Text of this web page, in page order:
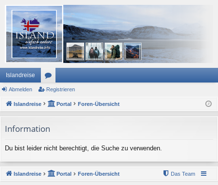
Islandreise
or
en
Abmelden Registrieren
Islandreise Portal Foren-Übersicht
Information
Du bist leider nicht berechtigt, die Suche zu verwenden.
Islandreise Portal Foren-Übersicht Das Team